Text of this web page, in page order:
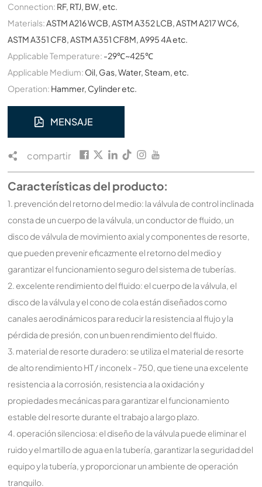
Connection: RF, RTJ, BW, etc.
Materials: ASTM A216 WCB, ASTM A352 LCB, ASTM A217 WC6,
ASTM A351 CF8, ASTM A351 CF8M, A995 4A etc.
Applicable Temperature: -29℃~425℃
Applicable Medium: Oil, Gas, Water, Steam, etc.
Operation: Hammer, Cylinder etc.
MENSAJE
compartir
Características del producto:
1. prevención del retorno del medio: la válvula de control inclinada
consta de un cuerpo de la válvula, un conductor de fluido, un
disco de válvula de movimiento axial y componentes de resorte,
que pueden prevenir eficazmente el retorno del medio y
garantizar el funcionamiento seguro del sistema de tuberías.
2. excelente rendimiento del fluido: el cuerpo de la válvula, el
disco de la válvula y el cono de cola están diseñados como
canales aerodinámicos para reducir la resistencia al flujo y la
pérdida de presión, con un buen rendimiento del fluido.
3. material de resorte duradero: se utiliza el material de resorte
de alto rendimiento HT / inconelx - 750, que tiene una excelente
resistencia a la corrosión, resistencia a la oxidación y
propiedades mecánicas para garantizar el funcionamiento
estable del resorte durante el trabajo a largo plazo.
4. operación silenciosa: el diseño de la válvula puede eliminar el
ruido y el martillo de agua en la tubería, garantizar la seguridad del
equipo y la tubería, y proporcionar un ambiente de operación
tranquilo.